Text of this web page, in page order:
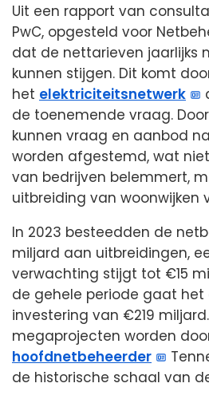
Uit een rapport van
PwC, opgesteld voor
dat de nettarieven jaarlijks
kunnen stijgen. Dit komt
het elektriciteitsnetwerk
de toenemende vraag.
kunnen vraag en aanbod
worden afgestemd, wat
van bedrijven belemmert,
uitbreiding van woonwijken
In 2023 besteedden de
miljard aan uitbreidingen,
verwachting stijgt tot €15
de gehele periode gaat
investering van €219
megaprojecten worden
hoofdnetbeheerder
de historische schaal van